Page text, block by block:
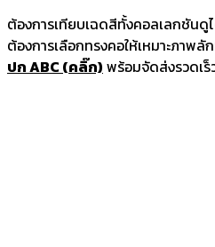
ต้องการเทียบเฉดสีทั้งคอลเลกชันดู
ต้องการเลือกทรงคอให้เหมาะภาพ
ปก ABC (คลิ๊ก) พร้อมจัดส่งรวดเ